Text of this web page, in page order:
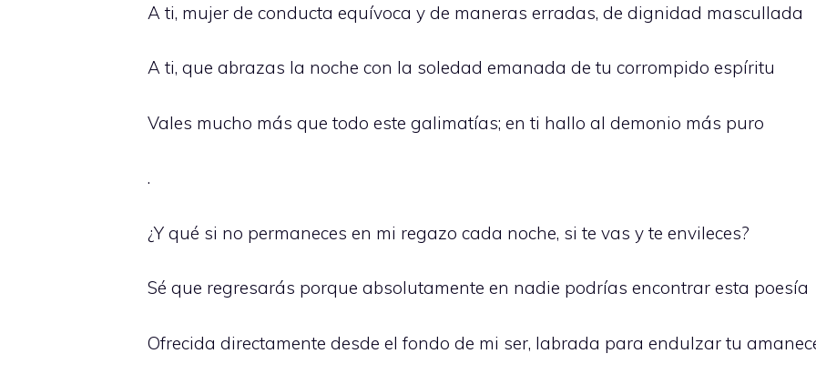
A ti, mujer de conducta equívoca y de maneras erradas, de dignidad mascullada
A ti, que abrazas la noche con la soledad emanada de tu corrompido espíritu
Vales mucho más que todo este galimatías; en ti hallo al demonio más puro
.
¿Y qué si no permaneces en mi regazo cada noche, si te vas y te envileces?
Sé que regresarás porque absolutamente en nadie podrías encontrar esta poesía
Ofrecida directamente desde el fondo de mi ser, labrada para endulzar tu